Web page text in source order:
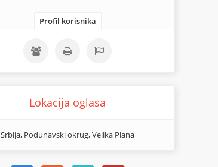
Profil korisnika
Lokacija oglasa
Srbija, Podunavski okrug, Velika Plana